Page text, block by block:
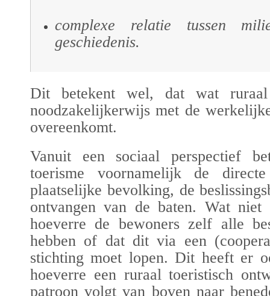
complexe relatie tussen
geschiedenis.
Dit betekent wel, dat wat
noodzakelijkerwijs met de
overeenkomt.
Vanuit een sociaal perspectief
toerisme voornamelijk de
plaatselijke bevolking, de
ontvangen van de baten. Wat
hoeverre de bewoners zelf alle
hebben of dat dit via een
stichting moet lopen. Dit heeft er
hoeverre een ruraal toeristisch
patroon volgt van boven naar